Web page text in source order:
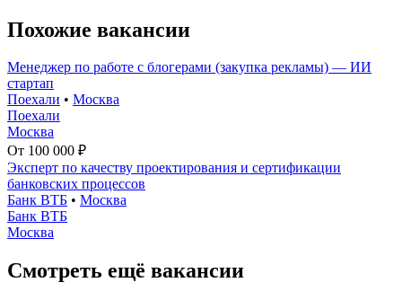
Похожие вакансии
Менеджер по работе с блогерами (закупка рекламы) — ИИ
стартап
Поехали • Москва
Поехали
Москва
От 100 000 ₽
Эксперт по качеству проектирования и сертификации
банковских процессов
Банк ВТБ • Москва
Банк ВТБ
Москва
Смотреть ещё вакансии